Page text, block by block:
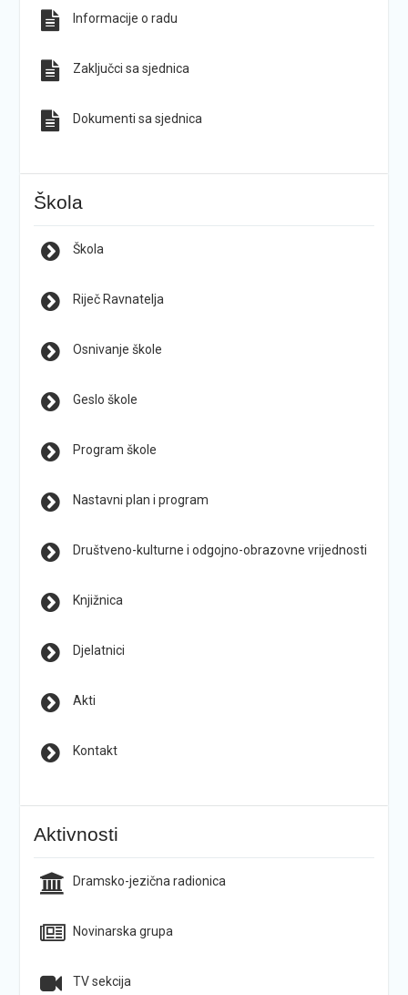
Informacije o radu
Zaključci sa sjednica
Dokumenti sa sjednica
Škola
Škola
Riječ Ravnatelja
Osnivanje škole
Geslo škole
Program škole
Nastavni plan i program
Društveno-kulturne i odgojno-obrazovne vrijednosti
Knjižnica
Djelatnici
Akti
Kontakt
Aktivnosti
Dramsko-jezična radionica
Novinarska grupa
TV sekcija